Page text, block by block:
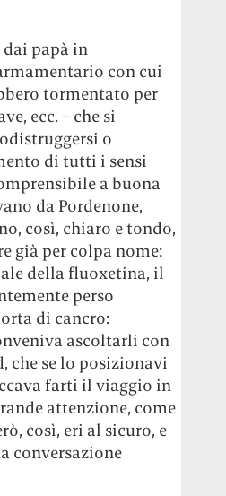
papà in
con cui
tormentato per
ecc. – che si
o
di tutti i sensi
a buona
da Pordenone,
così, chiaro e tondo,
già per colpa nome:
della fluoxetina, il
perso
di cancro:
ascoltarli con
che se lo posizionavi
farti il viaggio in
attenzione, come
così, eri al sicuro, e
conversazione